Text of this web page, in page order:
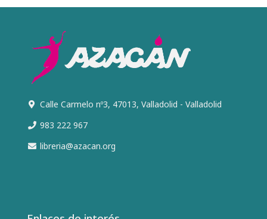
Calle Carmelo nº3, 47013, Valladolid - Valladolid
983 222 967
libreria@azacan.org